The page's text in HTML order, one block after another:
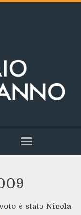
è stato Nicola